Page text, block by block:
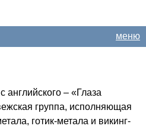
меню
английского – «Глаза
группа, исполняющая
готик-метала и викинг-